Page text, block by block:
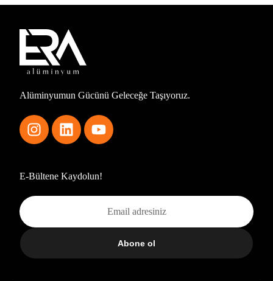
Alüminyumun Gücünü Geleceğe Taşıyoruz.
E-Bültene Kaydolun!
Abone ol